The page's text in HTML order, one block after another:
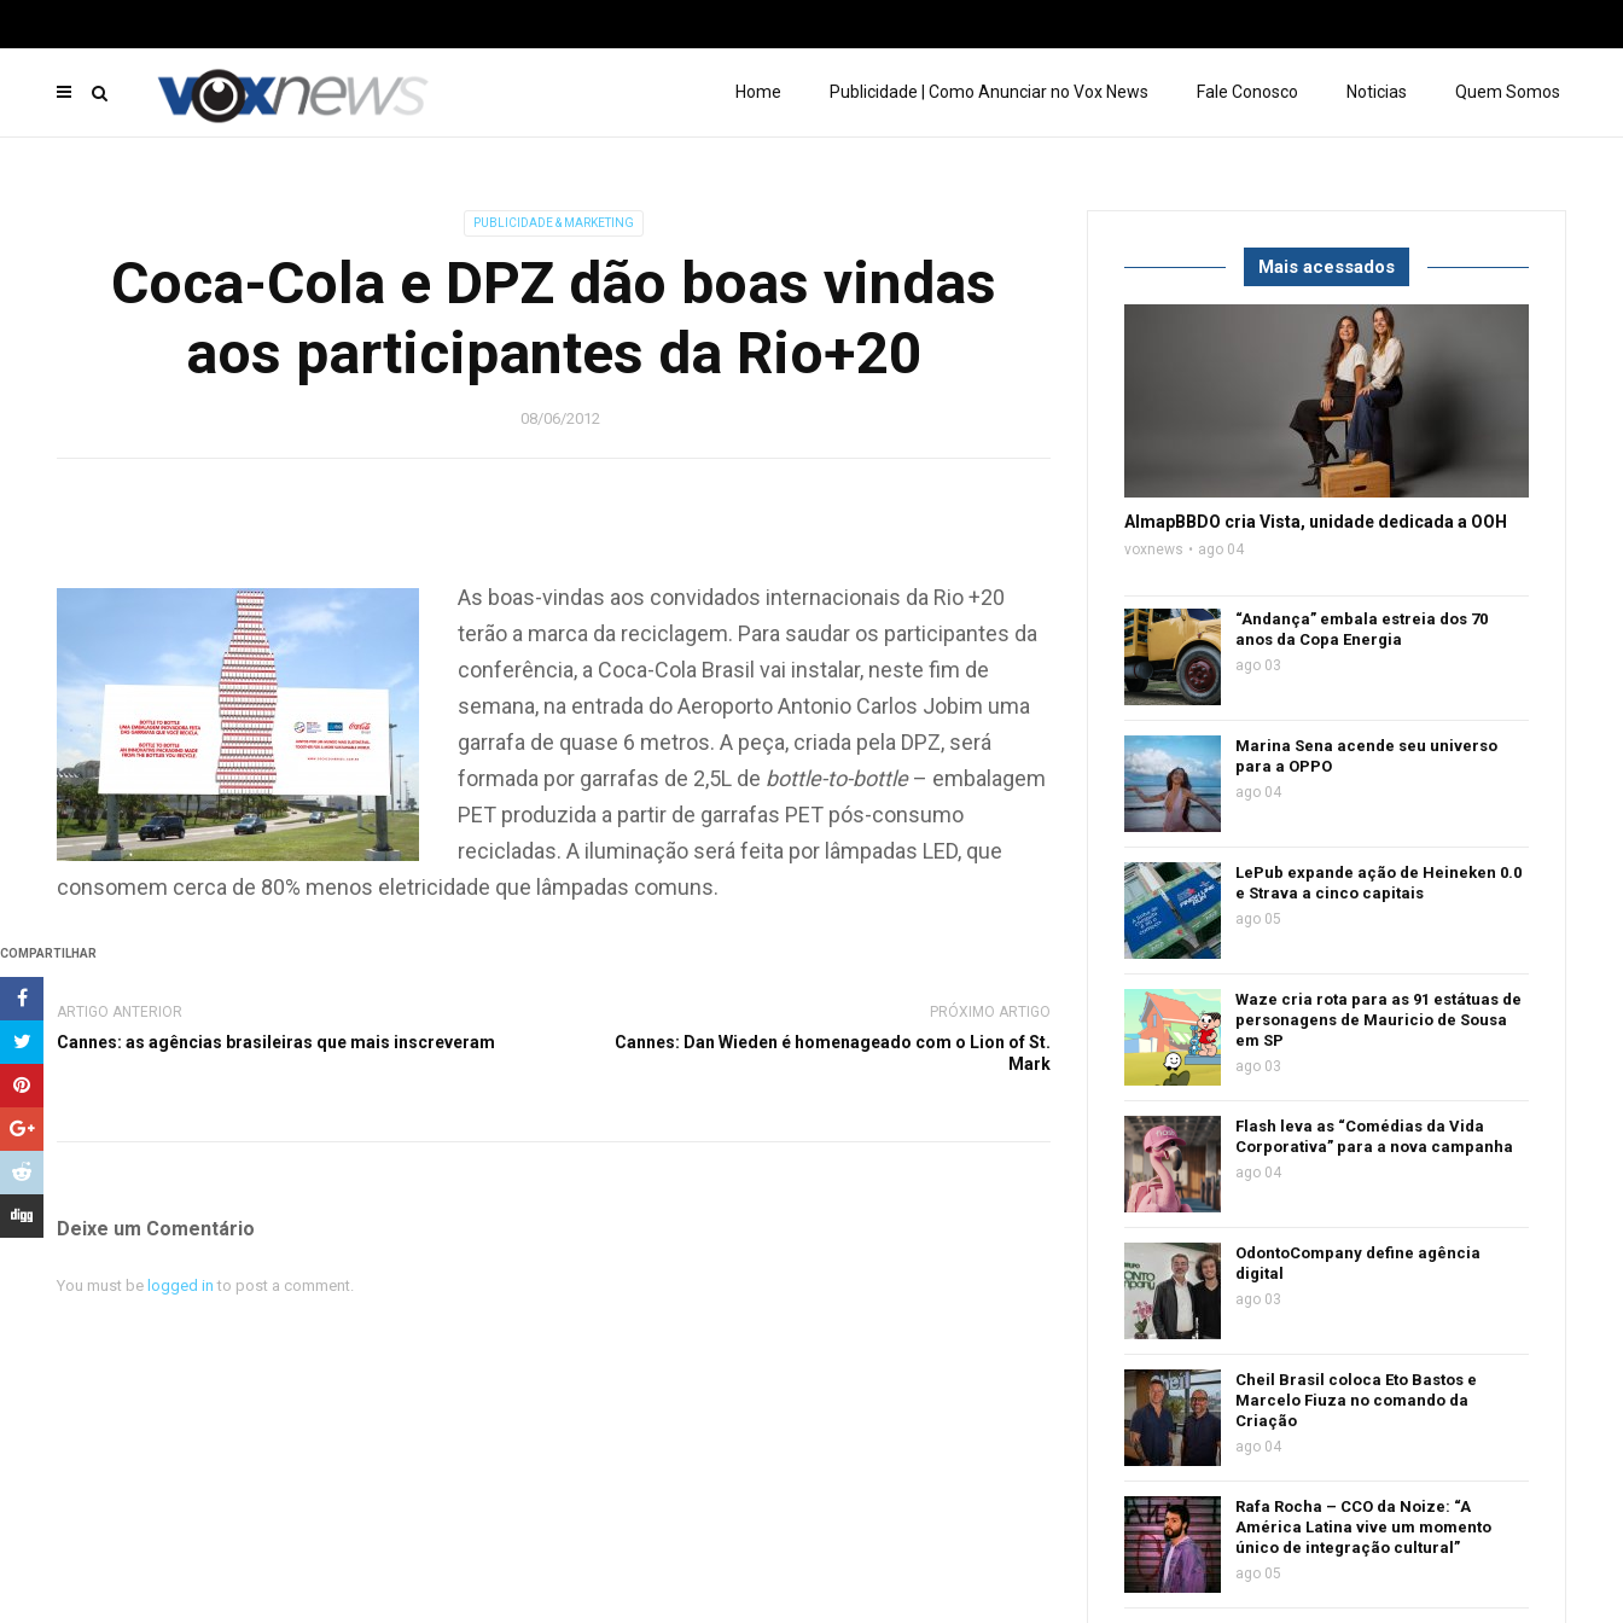
Home Publicidade | Como Anunciar no Vox News Fale Conosco Noticias Quem Somos
PUBLICIDADE & MARKETING
Coca-Cola e DPZ dão boas vindas
aos participantes da Rio+20
08/06/2012
COMPARTILHAR
As boas-vindas aos convidados internacionais da Rio +20
terão a marca da reciclagem. Para saudar os participantes da
conferência, a Coca-Cola Brasil vai instalar, neste fim de
semana, na entrada do Aeroporto Antonio Carlos Jobim uma
garrafa de quase 6 metros. A peça, criada pela DPZ, será
formada por garrafas de 2,5L de bottle-to-bottle– embalagem
PET produzida a partir de garrafas PET pós-consumo
recicladas. A iluminação será feita por lâmpadas LED, que
consomem cerca de 80% menos eletricidade que lâmpadas comuns.
ARTIGO ANTERIOR
Cannes: as agências brasileiras que mais inscreveram
PRÓXIMO ARTIGO
Cannes: Dan Wieden é homenageado com o Lion of St.
Mark
Deixe um Comentário
You must be logged in to post a comment.
Mais acessados
AlmapBBDO cria Vista, unidade dedicada a OOH
voxnews ago 04
“Andança” embala estreia dos 70
anos da Copa Energia
ago 03
Marina Sena acende seu universo
para a OPPO
ago 04
LePub expande ação de Heineken 0.0
e Strava a cinco capitais
ago 05
Waze cria rota para as 91 estátuas de
personagens de Mauricio de Sousa
em SP
ago 03
Flash leva as “Comédias da Vida
Corporativa” para a nova campanha
ago 04
OdontoCompany define agência
digital
ago 03
Cheil Brasil coloca Eto Bastos e
Marcelo Fiuza no comando da
Criação
ago 04
Rafa Rocha – CCO da Noize: “A
América Latina vive um momento
único de integração cultural”
ago 05